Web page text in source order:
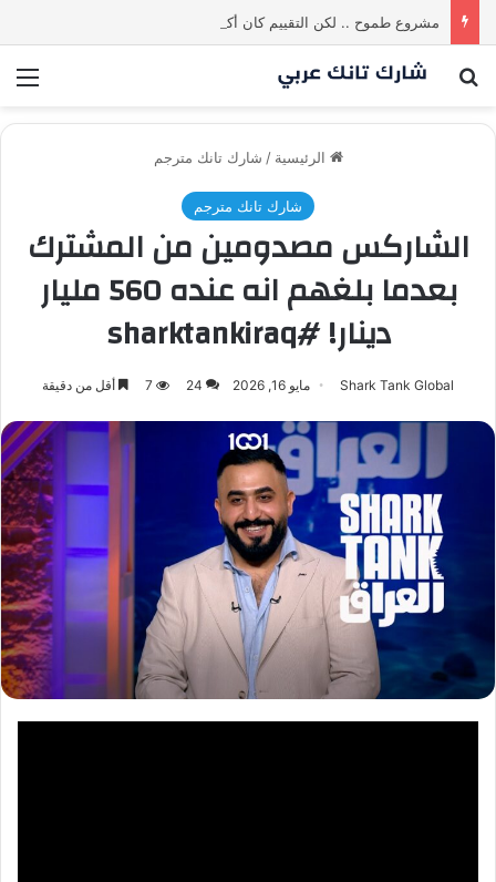
بحث عن
الرئيسية / شارك تانك مترجم
شارك تانك مترجم
الشاركس مصدومين من المشترك
بعدما بلغهم انه عنده 560 مليار
دينار! #sharktankiraq
Shark Tank Global مايو 16, 2026 24
7 أقل من دقيقة